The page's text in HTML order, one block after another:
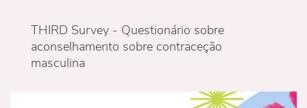
THIRD Survey - Questionário sobre
aconselhamento sobre contraceção
masculina